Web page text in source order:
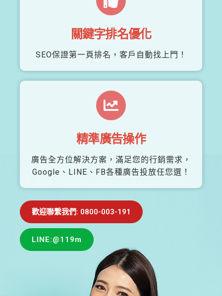
關鍵字排名優化
SEO保證第一頁排名，客戶自動找上門！
精準廣告操作
廣告全方位解決方案，滿足您的行銷需求，
Google、LINE、FB各種廣告投放任您選！
歡迎聯繫我們: 0800-003-191
LINE:@119m